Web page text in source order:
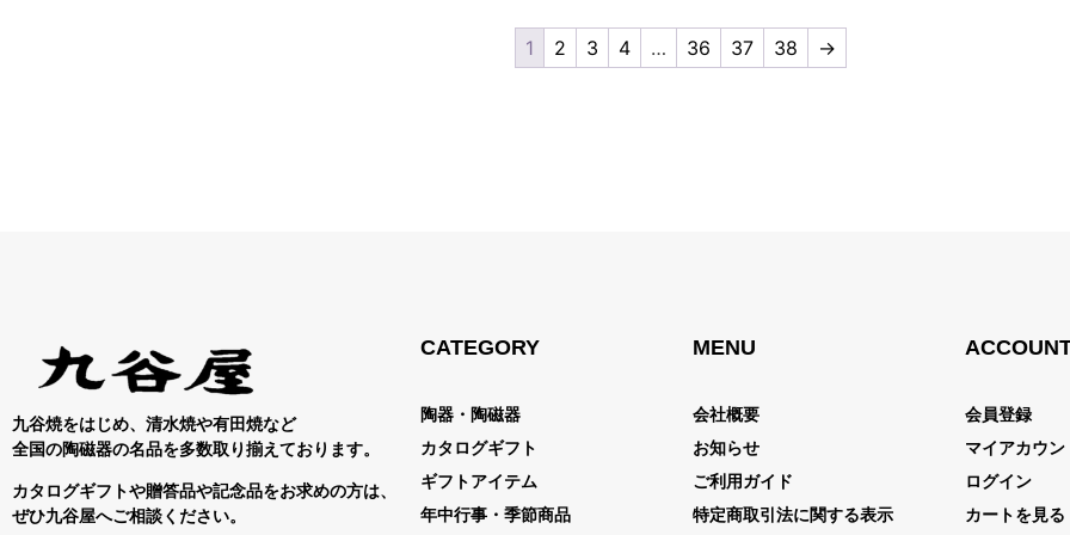
1 2 3 4 … 36 37 38 →
九谷焼をはじめ、清水焼や有田焼など
全国の陶磁器の名品を多数取り揃えております。
カタログギフトや贈答品や記念品をお求めの方は、
ぜひ九谷屋へご相談ください。
CATEGORY
陶器・陶磁器
カタログギフト
ギフトアイテム
年中行事・季節商品
MENU
会社概要
お知らせ
ご利用ガイド
特定商取引法に関する表示
会員登録
マイアカウン
ログイン
カートを見る